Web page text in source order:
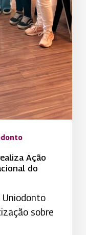
Ação
do
Uniodonto
sobre